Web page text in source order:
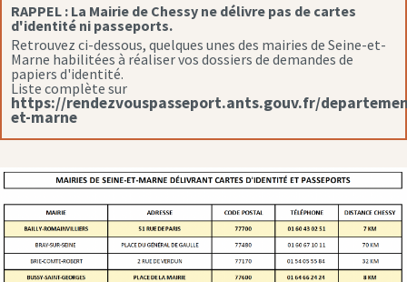
RAPPEL : La Mairie de Chessy ne délivre pas de cartes
d'identité ni passeports.
Retrouvez ci-dessous, quelques unes des mairies de Seine-et-
Marne habilitées à réaliser vos dossiers de demandes de
papiers d'identité.
Liste complète sur
https://rendezvouspasseport.ants.gouv.fr/
et-marne